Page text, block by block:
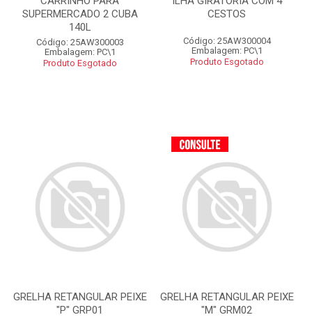
SUPERMERCADO 2 CUBA
140L
Código: 25AW300003
Embalagem: PC\1
Produto Esgotado
CESTOS
Código: 25AW300004
Embalagem: PC\1
Produto Esgotado
GRELHA RETANGULAR PEIXE
"P" GRP01
GRELHA RETANGULAR PEIXE
"M" GRM02